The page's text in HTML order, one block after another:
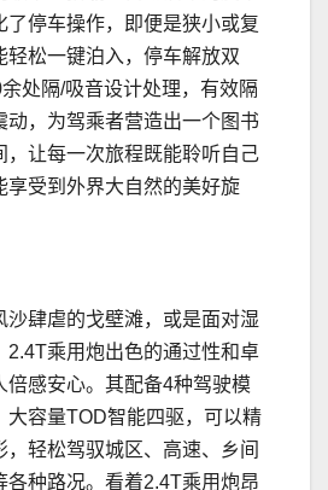
了停车操作，即便是狭小或复
轻松一键泊入，停车解放双
处隔/吸音设计处理，有效隔
动，为驾乘者营造出一个图书
，让每一次旅程既能聆听自己
享受到外界大自然的美好旋
沙肆虐的戈壁滩，或是面对湿
2.4T乘用炮出色的通过性和卓
倍感安心。其配备4种驾驶模
大容量TOD智能四驱，可以精
，轻松驾驭城区、高速、乡间
各种路况。看着2.4T乘用炮昂